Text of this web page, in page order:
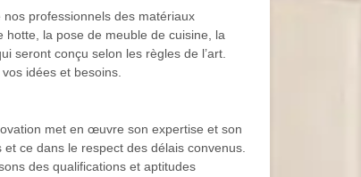
professionnels des matériaux
hotte, la pose de meuble de cuisine, la
seront conçu selon les règles de l’art.
idées et besoins.
met en œuvre son expertise et son
ce dans le respect des délais convenus.
des qualifications et aptitudes